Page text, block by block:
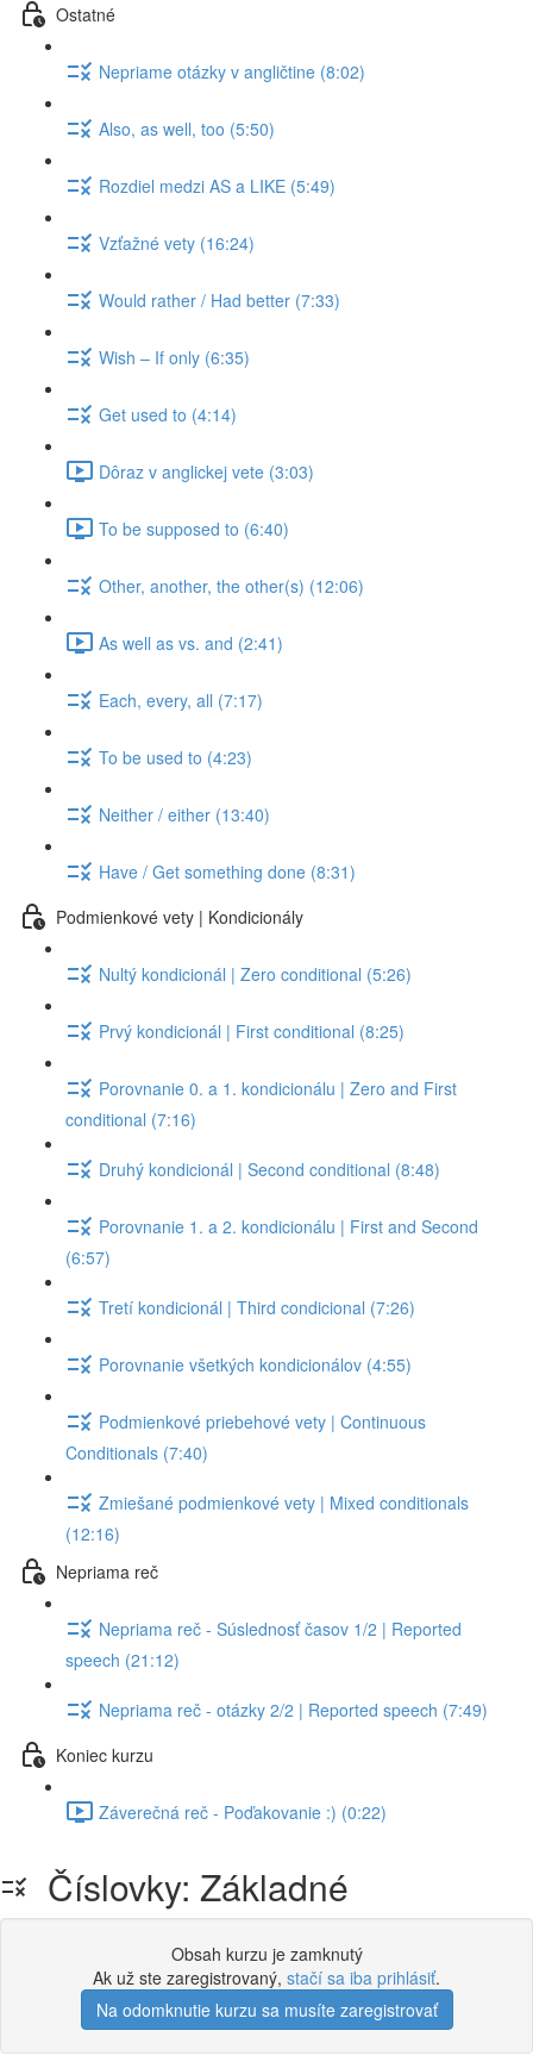
Ostatné
Nepriame otázky v angličtine (8:02)
Also, as well, too (5:50)
Rozdiel medzi AS a LIKE (5:49)
Vzťažné vety (16:24)
Would rather / Had better (7:33)
Wish – If only (6:35)
Get used to (4:14)
Dôraz v anglickej vete (3:03)
To be supposed to (6:40)
Other, another, the other(s) (12:06)
As well as vs. and (2:41)
Each, every, all (7:17)
To be used to (4:23)
Neither / either (13:40)
Have / Get something done (8:31)
Podmienkové vety | Kondicionály
Nultý kondicionál | Zero conditional (5:26)
Prvý kondicionál | First conditional (8:25)
Porovnanie 0. a 1. kondicionálu | Zero and First
conditional (7:16)
Druhý kondicionál | Second conditional (8:48)
Porovnanie 1. a 2. kondicionálu | First and Second
(6:57)
Tretí kondicionál | Third condicional (7:26)
Porovnanie všetkých kondicionálov (4:55)
Podmienkové priebehové vety | Continuous
Conditionals (7:40)
Zmiešané podmienkové vety | Mixed conditionals
(12:16)
Nepriama reč
Nepriama reč - Súslednosť časov 1/2 | Reported
speech (21:12)
Nepriama reč - otázky 2/2 | Reported speech (7:49)
Koniec kurzu
Záverečná reč - Poďakovanie :) (0:22)
Číslovky: Základné
Obsah kurzu je zamknutý
Ak už ste zaregistrovaný, stačí sa iba prihlásiť.
Na odomknutie kurzu sa musíte zaregistrovať